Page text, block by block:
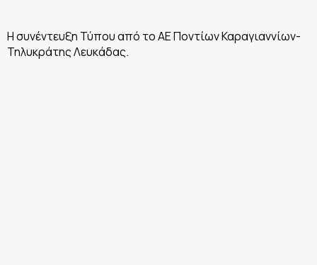
Η συνέντευξη Τύπου από το ΑΕ Ποντίων Καραγιαννίων-
Τηλυκράτης Λευκάδας.